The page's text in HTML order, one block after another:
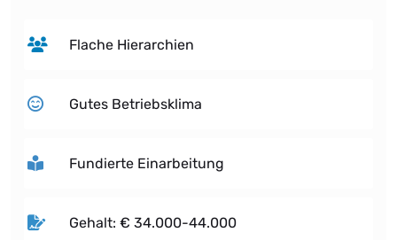
Flache Hierarchien
Gutes Betriebsklima
Fundierte Einarbeitung
Gehalt: € 34.000-44.000